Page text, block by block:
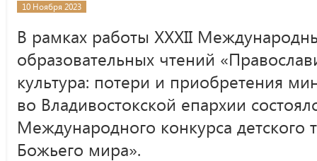
10 Ноября 2023
В рамках работы XXXII
образовательных чтений
культура: потери и приобретения
во Владивостокской епархии
Международного конкурса детского
Божьего мира».